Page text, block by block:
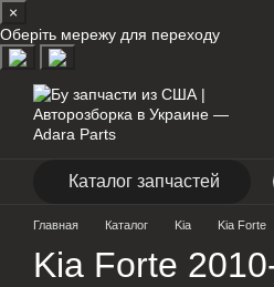
×
Оберіть мережу для переходу
Каталог запчастей
Главная Каталог Kia Kia Forte
Kia Forte